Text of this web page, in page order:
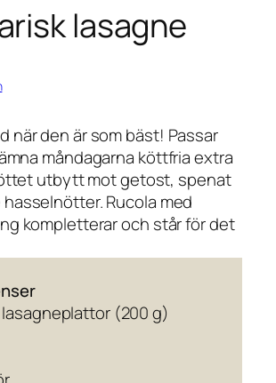
lasagne
när den är som bäst! Passar
måndagarna köttfria extra
utbytt mot getost, spenat
Rucola med
kompletterar och står för det
(200 g)